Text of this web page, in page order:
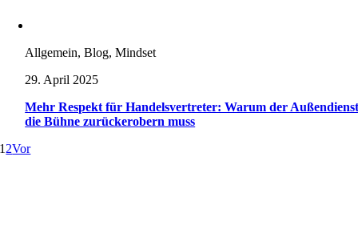
Allgemein, Blog, Mindset
29. April 2025
Mehr Respekt für Handelsvertreter: Warum der
die Bühne zurückerobern muss
1 2Vor